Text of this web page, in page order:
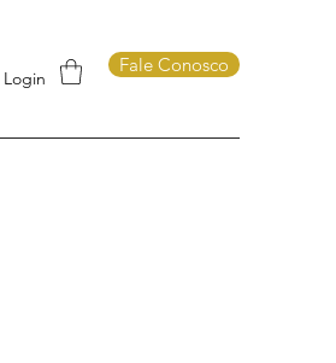
Login
Fale Conosco